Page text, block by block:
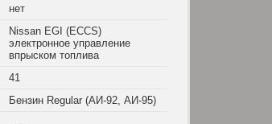
нет
Nissan EGI (ECCS)
электронное управление
впрыском топлива
41
Бензин Regular (АИ-92, АИ-95)